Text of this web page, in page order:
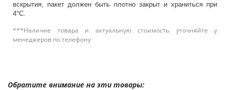
вскрытия, пакет должен быть плотно закрыт и храниться при
4°С.
***Наличие товара и актуальную стоимость уточняйте у
менеджеров по телефону
Обратите внимание на эти товары: